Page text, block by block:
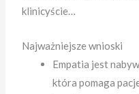
klinicyście…
Najważniejsze wnioski
Empatia jest
która pomaga